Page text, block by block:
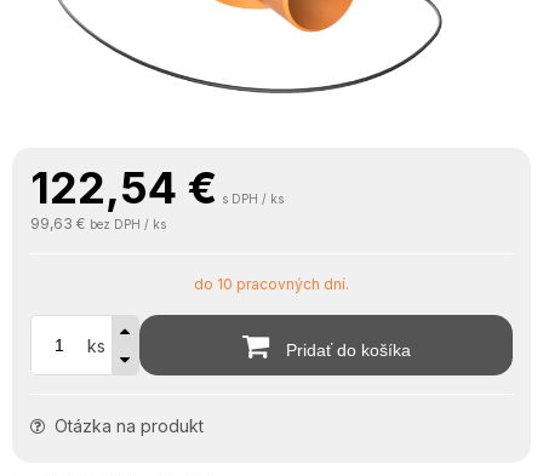
122,54 € s DPH / ks
99,63 € bez DPH / ks
do 10 pracovných dní.
ks Pridať do košíka
Otázka na produkt